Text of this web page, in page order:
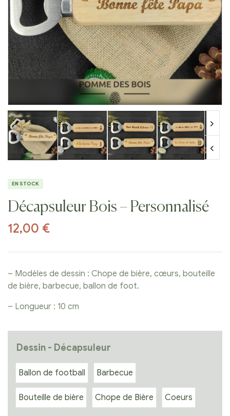
EN STOCK
Décapsuleur Bois – Personnalisé
12,00 €
– Modèles de dessin : Chope de bière, cœurs, bouteille
de bière, barbecue, ballon de foot.
– Longueur : 10 cm
Dessin - Décapsuleur
Ballon de football Barbecue
Bouteille de bière Chope de Bière Coeurs